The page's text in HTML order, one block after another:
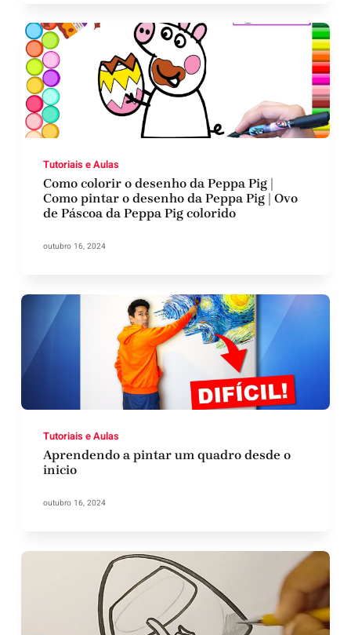
Tutoriais e Aulas
Como colorir o desenho da Peppa Pig |
Como pintar o desenho da Peppa Pig | Ovo
de Páscoa da Peppa Pig colorido
outubro 16, 2024
Tutoriais e Aulas
Aprendendo a pintar um quadro desde o
inicio
outubro 16, 2024